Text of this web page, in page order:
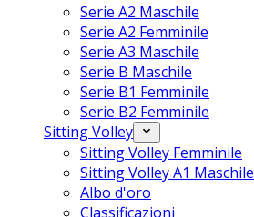
Serie A2 Maschile
Serie A2 Femminile
Serie A3 Maschile
Serie B Maschile
Serie B1 Femminile
Serie B2 Femminile
Sitting Volley
Sitting Volley Femminile
Sitting Volley A1 Maschile
Albo d'oro
Classificazioni